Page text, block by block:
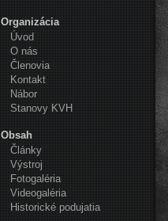
Organizácia
Úvod
O nás
Členovia
Kontakt
Nábor
Stanovy KVH
Obsah
Články
Výstroj
Fotogaléria
Videogaléria
Historické podujatia